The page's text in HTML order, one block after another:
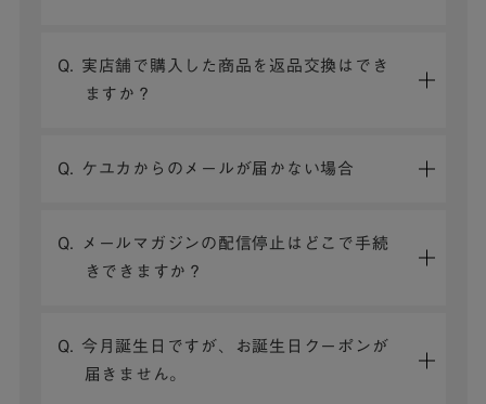
Q. 実店舗で購入した商品を返品交換はでき
ますか？
Q. ケユカからのメールが届かない場合
Q. メールマガジンの配信停止はどこで手続
きできますか？
Q. 今月誕生日ですが、お誕生日クーポンが
届きません。